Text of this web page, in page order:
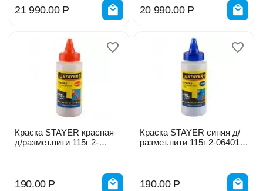
21 990.00 Р 20 990.00 Р
Краска STAYER красная
д/размет.нити 115г 2-
190.00 Р
Краска STAYER синяя д/
размет.нити 115г 2-06401-
190.00 Р